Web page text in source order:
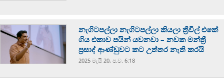
නැගිටපල්ලා නැගිටපල්ලා කියලා ත්‍රීවිල් එකේ
ගිය එකාව පයින් යවනවා – නවක මන්ත්‍රී
ප්‍රසාද් ආණ්ඩුවට කට උත්තර නැති කරයි
2025 මැයි 20, ප.ව. 6:18